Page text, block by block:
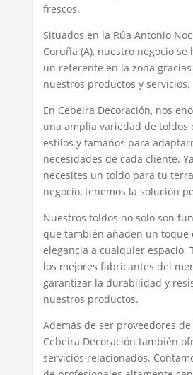
frescos.
Situados en la Rúa Antonio
Coruña (A), nuestro negocio
un referente en la zona
nuestros productos y servicios.
En Cebeira Decoración, nos
una amplia variedad de toldos
estilos y tamaños para
necesidades de cada cliente.
necesites un toldo para tu
negocio, tenemos la solución
Nuestros toldos no solo son
que también añaden un toque
elegancia a cualquier espacio.
los mejores fabricantes del
garantizar la durabilidad y
nuestros productos.
Además de ser proveedores
Cebeira Decoración también
servicios relacionados.